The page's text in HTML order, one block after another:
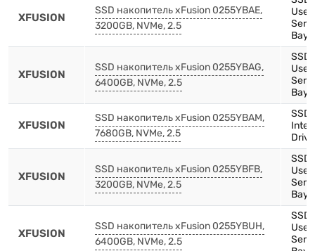
XFUSION
SSD накопитель xFusion 0255YBAE,
3200GB, NVMe, 2.5
Bay)
XFUSION
SSD накопитель xFusion 0255YBAG,
6400GB, NVMe, 2.5
Bay)
XFUSION
SSD накопитель xFusion 0255YBAM,
7680GB, NVMe, 2.5
XFUSION
SSD накопитель xFusion 0255YBFB,
3200GB, NVMe, 2.5
Bay)
XFUSION
SSD накопитель xFusion 0255YBUH,
6400GB, NVMe, 2.5